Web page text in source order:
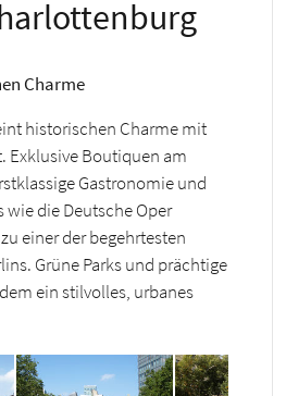
Charme
historischen Charme mit
Exklusive Boutiquen am
Gastronomie und
die Deutsche Oper
einer der begehrtesten
Grüne Parks und prächtige
ein stilvolles, urbanes